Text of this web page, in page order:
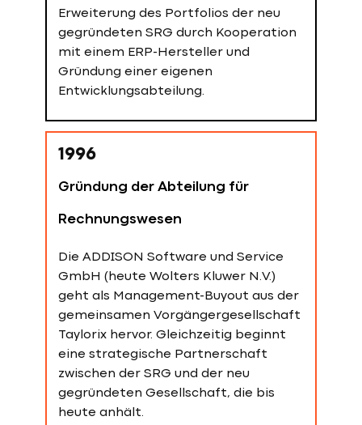
Taylorix beschäftigt rund 1.400
Mitarbeitende. Die Niederlassung in
Ravensburg etabliert sich als fester
Bestandteil der regionalen
Firmenlandschaft – seit mittlerweile
Die Verbindung von technischer
Kompetenz und regionaler Nähe wird
Entwicklung der ADDISON
Buchhaltungssoftware
Taylorix beginnt mit der Entwicklung
einer eigenen digitalen
Buchhaltungslösung. Daraus entsteht
die ADDISON Unternehmenssoftware
– bis heute eines der führenden
Erweiterung des Portfolios der neu
gegründeten SRG durch Kooperation
mit einem ERP-Hersteller und
Gründung einer eigenen
Entwicklungsabteilung.
1996
Gründung der Abteilung für
Rechnungswesen
Die ADDISON Software und Service
GmbH (heute Wolters Kluwer N.V.)
geht als Management-Buyout aus der
gemeinsamen Vorgängergesellschaft
Taylorix hervor. Gleichzeitig beginnt
eine strategische Partnerschaft
zwischen der SRG und der neu
gegründeten Gesellschaft, die bis
heute anhält.